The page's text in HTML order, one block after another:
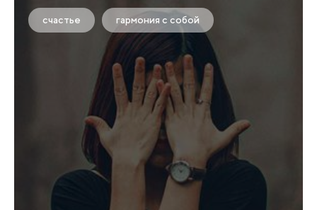
счастье гармония с собой